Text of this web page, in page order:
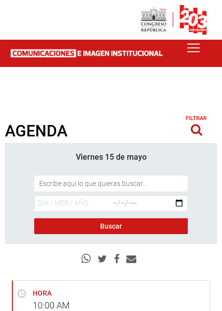
AGENDA
FILTRAR
Viernes 15 de mayo
HORA
10:00 AM